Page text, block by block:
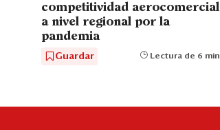
competitividad aerocomercial
a nivel regional por la
pandemia
Guardar Lectura de 6 min